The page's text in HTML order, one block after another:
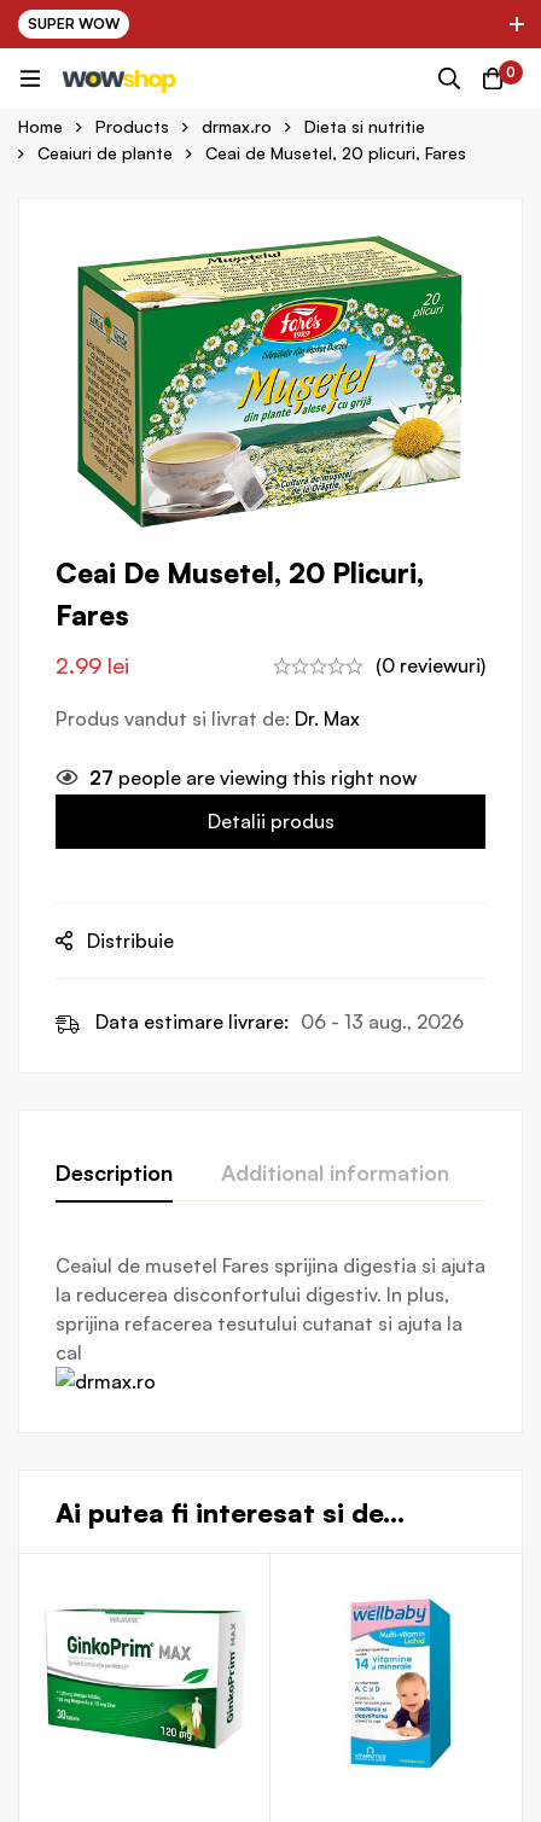
SUPER WOW
✌ Nou! Ultimii parteneri adaugati in platforma:
Farma ✌
0
Home Products drmax.ro
Dieta si nutritie
Ceaiuri de plante
Ceai de Musetel, 20 plicuri, Fares
Ceai De Musetel, 20 Plicuri,
Fares
2.99 lei (0 reviewuri)
Produs vandut si livrat de: Dr. Max
27 people are viewing this right now
Detalii produs
Distribuie
Data estimare livrare: 06 - 13 aug., 2026
Description Additional information
Ceaiul de musetel Fares sprijina digestia si ajuta
la reducerea disconfortului digestiv. In plus,
sprijina refacerea tesutului cutanat si ajuta la
cal
Ai putea fi interesat si de...